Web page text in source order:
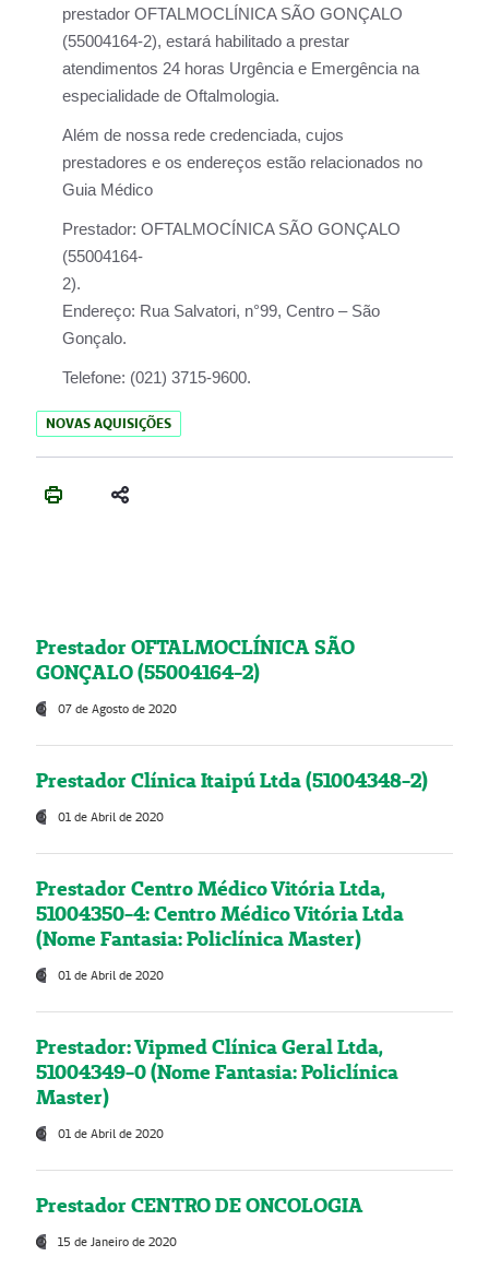
prestador OFTALMOCLÍNICA SÃO GONÇALO
(55004164-2), estará habilitado a prestar
atendimentos 24 horas Urgência e Emergência na
especialidade de Oftalmologia.
Além de nossa rede credenciada, cujos
prestadores e os endereços estão relacionados no
Guia Médico
Prestador: OFTALMOCÍNICA SÃO GONÇALO
(55004164-
2).
Endereço: Rua Salvatori, n°99, Centro – São
Gonçalo.
Telefone: (021) 3715-9600.
NOVAS AQUISIÇÕES
Prestador OFTALMOCLÍNICA SÃO
GONÇALO (55004164-2)
07 de Agosto de 2020
Prestador Clínica Itaipú Ltda (51004348-2)
01 de Abril de 2020
Prestador Centro Médico Vitória Ltda,
51004350-4: Centro Médico Vitória Ltda
(Nome Fantasia: Policlínica Master)
01 de Abril de 2020
Prestador: Vipmed Clínica Geral Ltda,
51004349-0 (Nome Fantasia: Policlínica
Master)
01 de Abril de 2020
Prestador CENTRO DE ONCOLOGIA
15 de Janeiro de 2020